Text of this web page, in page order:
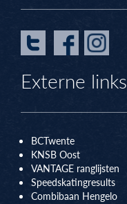
Externe links
BCTwente
KNSB Oost
VANTAGE ranglijsten
Speedskatingresults
Combibaan Hengelo